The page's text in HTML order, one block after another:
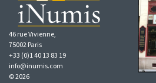
46 rue Vivienne,
75002 Paris
+33 (0)1 40 13 83 19
info@inumis.com
© 2026